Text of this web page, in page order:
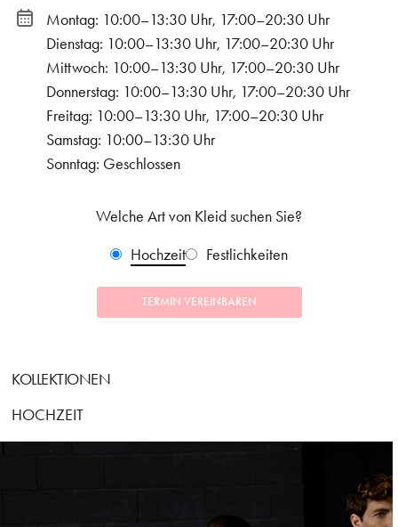
Montag: 10:00–13:30 Uhr, 17:00–20:30 Uhr
Dienstag: 10:00–13:30 Uhr, 17:00–20:30 Uhr
Mittwoch: 10:00–13:30 Uhr, 17:00–20:30 Uhr
Donnerstag: 10:00–13:30 Uhr, 17:00–20:30 Uhr
Freitag: 10:00–13:30 Uhr, 17:00–20:30 Uhr
Samstag: 10:00–13:30 Uhr
Sonntag: Geschlossen
Welche Art von Kleid suchen Sie?
Hochzeit
Festlichkeiten
TERMIN VEREINBAREN
KOLLEKTIONEN
HOCHZEIT